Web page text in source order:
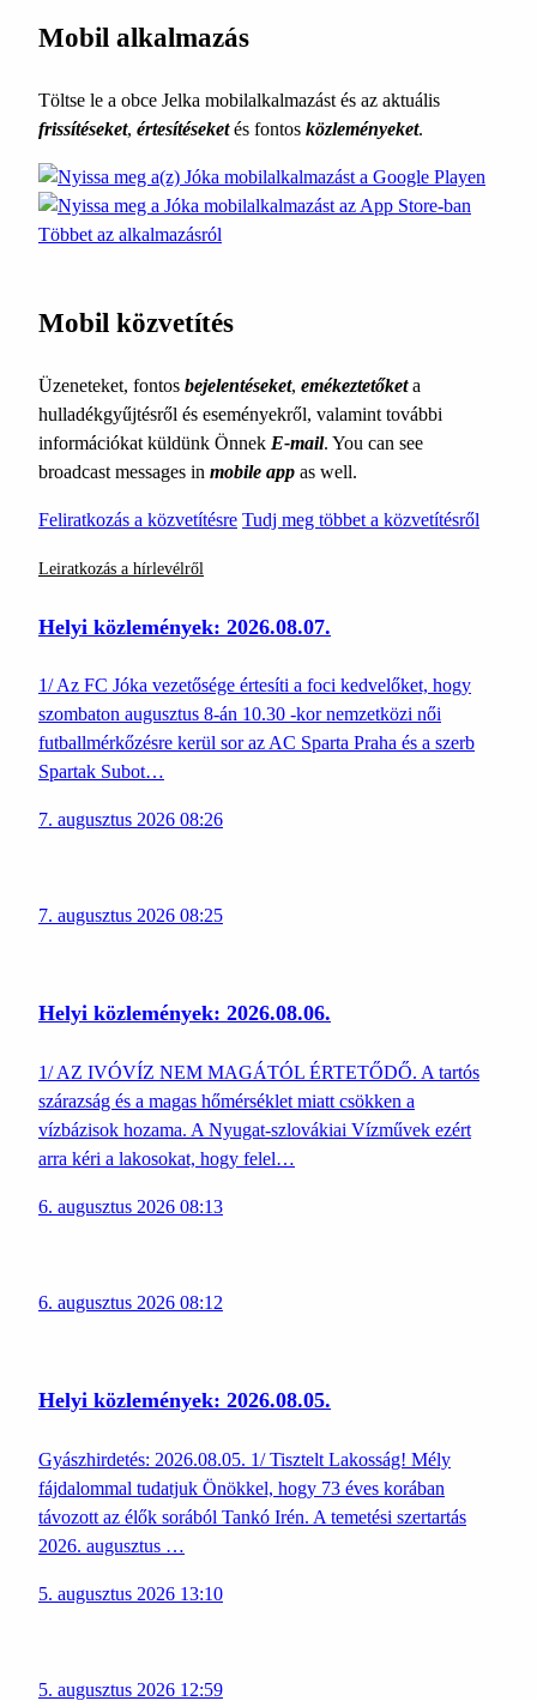
Mobil alkalmazás
Töltse le a obce Jelka mobilalkalmazást és az aktuális
frissítéseket, értesítéseketés fontos közleményeket.
Többet az alkalmazásról
Mobil közvetítés
Üzeneteket, fontos bejelentéseket, emékeztetőketa
hulladékgyűjtésről és eseményekről, valamint további
információkat küldünk Önnek E-mail. You can see
broadcast messages in mobile app as well.
Feliratkozás a közvetítésre Tudj meg többet a közvetítésről
Leiratkozás a hírlevélről
Helyi közlemények: 2026.08.07.
1/ Az FC Jóka vezetősége értesíti a foci kedvelőket, hogy
szombaton augusztus 8-án 10.30 -kor nemzetközi női
futballmérkőzésre kerül sor az AC Sparta Praha és a szerb
Spartak Subot…
7. augusztus 2026 08:26
7. augusztus 2026 08:25
Helyi közlemények: 2026.08.06.
1/ AZ IVÓVÍZ NEM MAGÁTÓL ÉRTETŐDŐ. A tartós
szárazság és a magas hőmérséklet miatt csökken a
vízbázisok hozama. A Nyugat-szlovákiai Vízművek ezért
arra kéri a lakosokat, hogy felel…
6. augusztus 2026 08:13
6. augusztus 2026 08:12
Helyi közlemények: 2026.08.05.
Gyászhirdetés: 2026.08.05. 1/ Tisztelt Lakosság! Mély
fájdalommal tudatjuk Önökkel, hogy 73 éves korában
távozott az élők sorából Tankó Irén. A temetési szertartás
2026. augusztus …
5. augusztus 2026 13:10
5. augusztus 2026 12:59